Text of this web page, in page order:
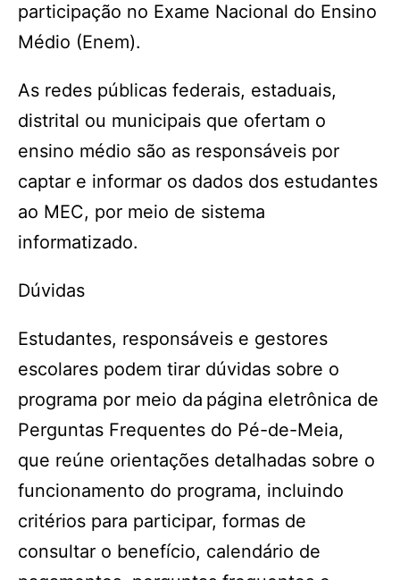
participação no Exame Nacional do Ensino
Médio (Enem).
As redes públicas federais, estaduais,
distrital ou municipais que ofertam o
ensino médio são as responsáveis por
captar e informar os dados dos estudantes
ao MEC, por meio de sistema
informatizado.
Dúvidas
Estudantes, responsáveis e gestores
escolares podem tirar dúvidas sobre o
programa por meio da página eletrônica de
Perguntas Frequentes do Pé-de-Meia,
que reúne orientações detalhadas sobre o
funcionamento do programa, incluindo
critérios para participar, formas de
consultar o benefício, calendário de